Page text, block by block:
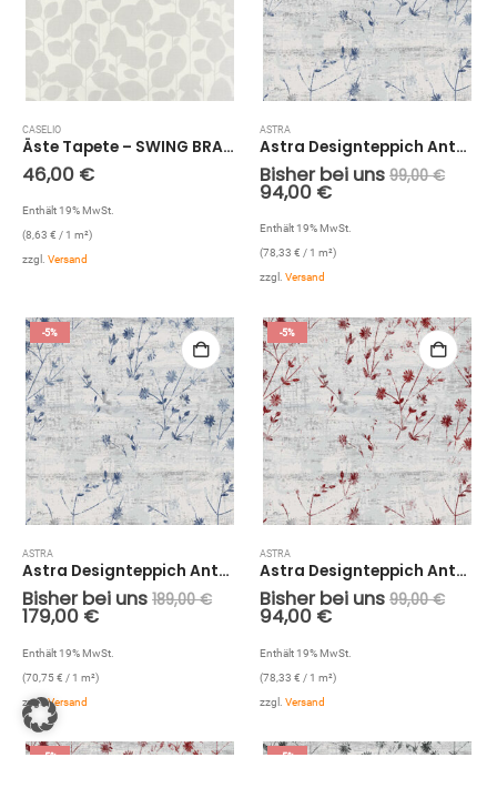
CASELIO
Äste Tapete – SWING BRANCHAGE SNG68939025 (Silbergrau)
46,00 €
Enthält 19% MwSt.
(8,63 € / 1 m²)
zzgl. Versand
ASTRA
Astra Designteppich Antea Blume Blau (Blau; 150 x 80 cm)
Bisher bei uns 99,00€
94,00 €
Enthält 19% MwSt.
(78,33 € / 1 m²)
zzgl. Versand
-5%
ASTRA
Astra Designteppich Antea Blume Blau (Blau; 190 x 133 cm)
Bisher bei uns 189,00€
179,00 €
Enthält 19% MwSt.
(70,75€ / 1 m²)
zzgl.Versand
-5%
ASTRA
Astra Designteppich Antea Blume Rot (Rot; 150 x 80 cm)
Bisher bei uns 99,00€
94,00 €
Enthält 19% MwSt.
(78,33 € / 1 m²)
zzgl. Versand
-5% -5%